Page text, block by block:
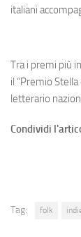
italiani
Tra i premi più
il “Premio
letterario
Condividi
Tag: folk